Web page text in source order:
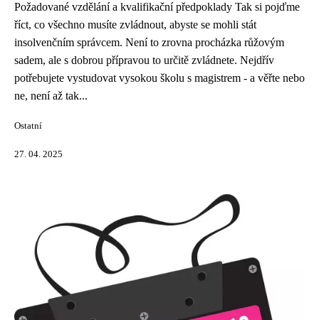
Požadované vzdělání a kvalifikační předpoklady Tak si pojďme
říct, co všechno musíte zvládnout, abyste se mohli stát
insolvenčním správcem. Není to zrovna procházka růžovým
sadem, ale s dobrou přípravou to určitě zvládnete. Nejdřív
potřebujete vystudovat vysokou školu s magistrem - a věřte nebo
ne, není až tak...
Ostatní
27. 04. 2025